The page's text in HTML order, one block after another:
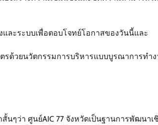
ละระบบเพื่อตอบโจทย์โอกาสของวันนี้และ
รด้วยนวัตกรรมการบริหารแบบบูรณาการทำ
สั้นๆว่า ศูนย์AIC 77 จังหวัดเป็นฐานการพัฒนาเ